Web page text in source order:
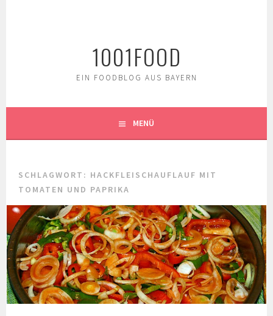
1001FOOD
EIN FOODBLOG AUS BAYERN
MENÜ
SCHLAGWORT: HACKFLEISCHAUFLAUF MIT
TOMATEN UND PAPRIKA